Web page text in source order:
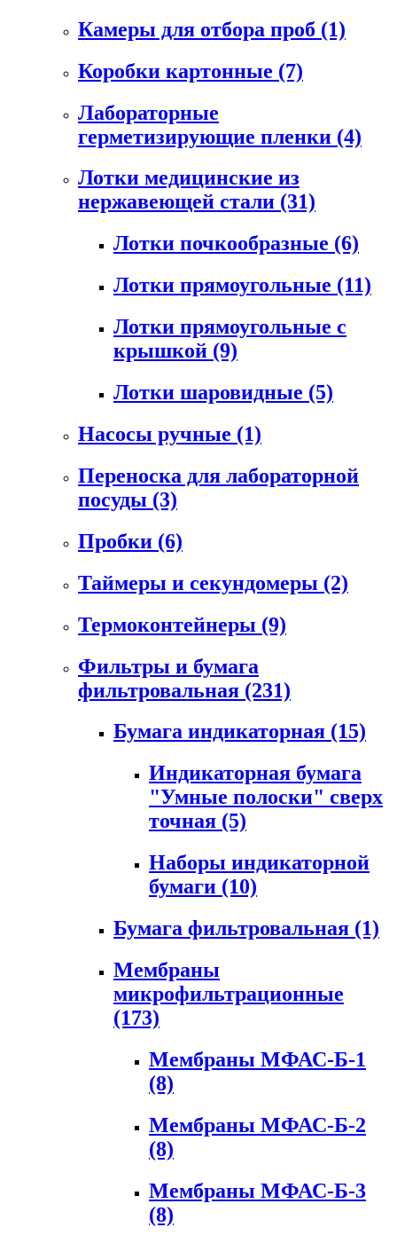
Камеры для отбора проб (1)
Коробки картонные (7)
Лабораторные
герметизирующие пленки (4)
Лотки медицинские из
нержавеющей стали (31)
Лотки почкообразные (6)
Лотки прямоугольные (11)
Лотки прямоугольные с
крышкой (9)
Лотки шаровидные (5)
Насосы ручные (1)
Переноска для лабораторной
посуды (3)
Пробки (6)
Таймеры и секундомеры (2)
Термоконтейнеры (9)
Фильтры и бумага
фильтровальная (231)
Бумага индикаторная (15)
Индикаторная бумага
"Умные полоски" сверх
точная (5)
Наборы индикаторной
бумаги (10)
Бумага фильтровальная (1)
Мембраны
микрофильтрационные
(173)
Мембраны МФАС-Б-1
(8)
Мембраны МФАС-Б-2
(8)
Мембраны МФАС-Б-3
(8)